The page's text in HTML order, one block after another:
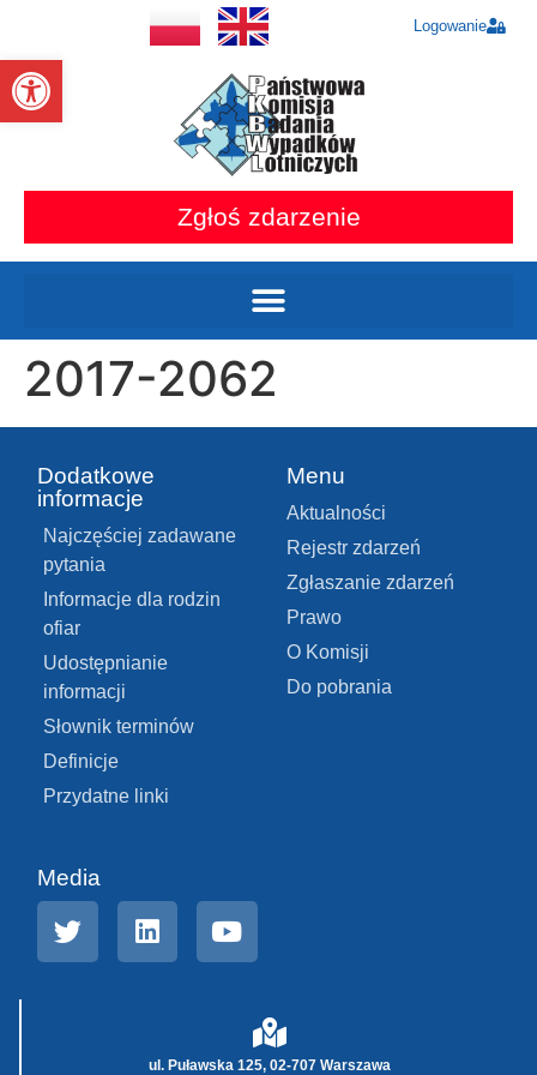
Otwórz pasek narzędzi
Logowanie
Zgłoś zdarzenie
2017-2062
Dodatkowe
informacje
Najczęściej zadawane
pytania
Informacje dla rodzin
ofiar
Udostępnianie
informacji
Słownik terminów
Definicje
Przydatne linki
Menu
Aktualności
Rejestr zdarzeń
Zgłaszanie zdarzeń
Prawo
O Komisji
Do pobrania
Media
ul. Puławska 125, 02-707 Warszawa